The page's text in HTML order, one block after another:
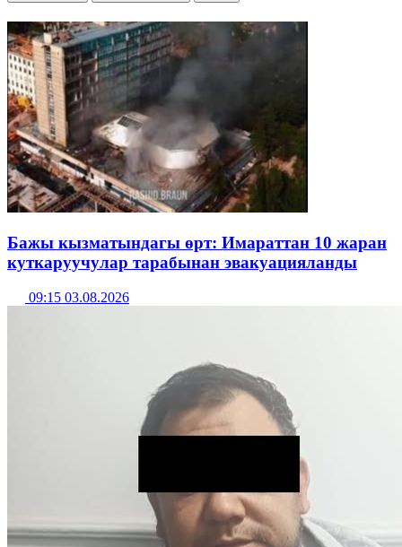
Бажы кызматындагы өрт: Имараттан 10 жаран
куткаруучулар тарабынан эвакуацияланды
09:15 03.08.2026